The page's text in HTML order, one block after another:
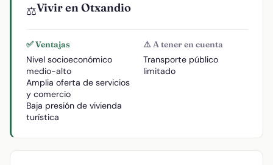
⚖️Vivir en Otxandio
✅ Ventajas
Nivel socioeconómico
medio-alto
Amplia oferta de servicios
y comercio
Baja presión de vivienda
turística
⚠️ A tener en cuenta
Transporte público
limitado